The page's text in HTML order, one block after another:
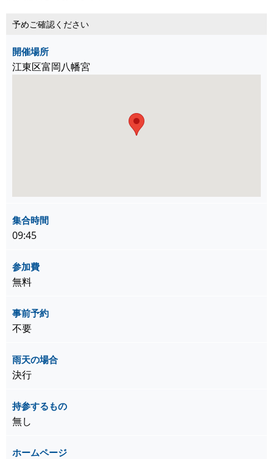
予めご確認ください
開催場所
江東区富岡八幡宮
集合時間
09:45
参加費
無料
事前予約
不要
雨天の場合
決行
持参するもの
無し
ホームページ